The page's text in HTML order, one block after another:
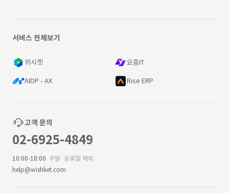
서비스 전체보기
위시켓 요즘IT
AIDP - AX Rise ERP
고객 문의
02-6925-4849
10:00-18:00 주말·공휴일 제외
help@wishket.com